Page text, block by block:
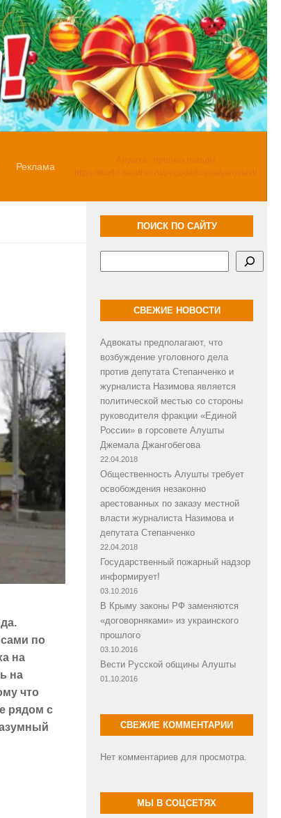
Реклама
Алушта - прогноз погоды
https://world-weather.ru/pogoda/russia/yaroslavl/
по
на
на
что
рядом с
ПОИСК ПО САЙТУ
СВЕЖИЕ НОВОСТИ
Адвокаты предполагают, что
возбуждение уголовного дела
против депутата Степанченко и
журналиста Назимова является
политической местью со стороны
руководителя фракции «Единой
России» в горсовете Алушты
Джемала Джангобегова
22.04.2018
Общественность Алушты требует
освобождения незаконно
арестованных по заказу местной
власти журналиста Назимова и
депутата Степанченко
22.04.2018
Государственный пожарный надзор
информирует!
03.10.2016
В Крыму законы РФ заменяются
«договорняками» из украинского
прошлого
03.10.2016
Вести Русской общины Алушты
01.10.2016
СВЕЖИЕ КОММЕНТАРИИ
Нет комментариев для просмотра.
МЫ В СОЦСЕТЯХ